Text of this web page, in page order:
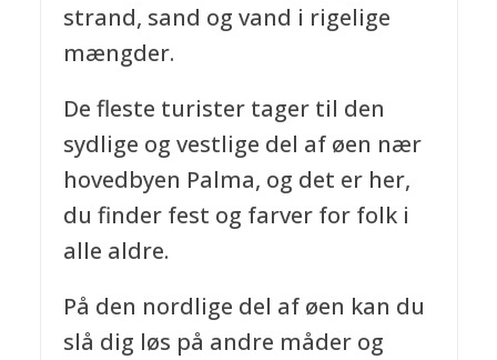
strand, sand og vand i rigelige
mængder.
De fleste turister tager til den
sydlige og vestlige del af øen nær
hovedbyen Palma, og det er her,
du finder fest og farver for folk i
alle aldre.
På den nordlige del af øen kan du
slå dig løs på andre måder og